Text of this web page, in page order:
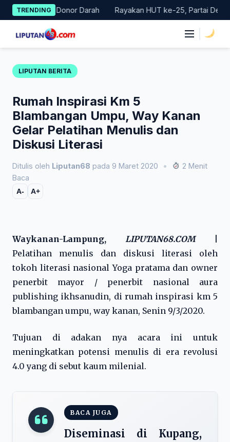
Skip
to
content
TRENDING
Donor Darah Rayakan HUT ke-25, Partai Demokrat Bali
LIPUTAN BERITA
Rumah Inspirasi Km 5
Blambangan Umpu, Way Kanan
Gelar Pelatihan Menulis dan
Diskusi Literasi
Ditulis oleh Liputan68 pada 9 Maret 2020 •
2 Menit
Baca
A- A+
Waykanan-Lampung, LIPUTAN68.COM|
Pelatihan menulis dan diskusi literasi oleh
tokoh literasi nasional Yoga pratama dan owner
penerbit mayor / penerbit nasional aura
publishing ikhsanudin, di rumah inspirasi km 5
blambangan umpu, way kanan, Senin 9/3/2020.
Tujuan di adakan nya acara ini untuk
meningkatkan potensi menulis di era revolusi
4.0 yang di sebut kaum milenial.
BACA JUGA
Diseminasi di Kupang,